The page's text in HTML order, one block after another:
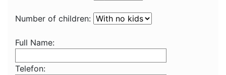
Number of children:
Full Name:
Telefon: